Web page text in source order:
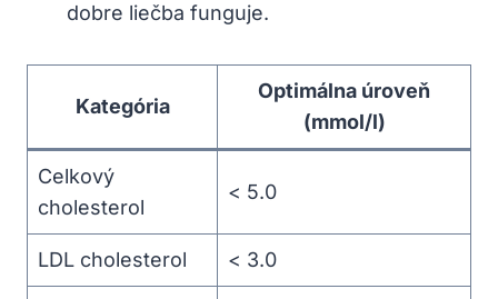
dobre liečba ⁣funguje.
Kategória
Optimálna úroveň
(mmol/l)
Celkový
cholesterol
< ​5.0
LDL cholesterol < 3.0